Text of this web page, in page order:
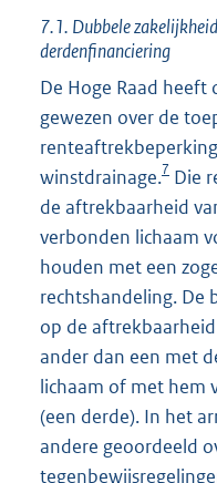
7.1. Dubbele
derdenfinanciering
De Hoge Raad
gewezen over de
winstdrainage.7 Die
de aftrekbaarheid
verbonden lichaam
houden met een
rechtshandeling. De
op de
ander dan een met
lichaam of met hem
(een derde). In het
andere geoordeeld